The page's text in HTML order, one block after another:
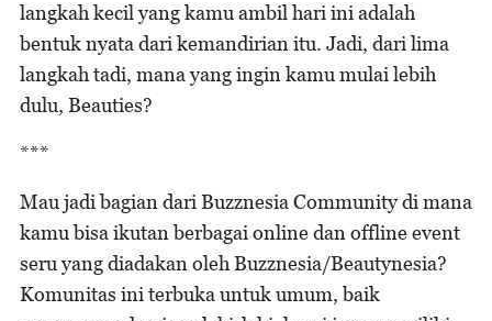
langkah kecil yang kamu ambil hari ini adalah
bentuk nyata dari kemandirian itu. Jadi, dari lima
langkah tadi, mana yang ingin kamu mulai lebih
dulu, Beauties?
***
Mau jadi bagian dari Buzznesia Community di mana
kamu bisa ikutan berbagai online dan offline event
seru yang diadakan oleh Buzznesia/Beautynesia?
Komunitas ini terbuka untuk umum, baik